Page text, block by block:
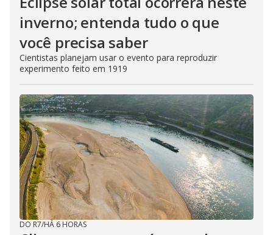
inverno; entenda tudo o que
você precisa saber
Cientistas planejam usar o evento para reproduzir
experimento feito em 1919
DO R7/HÁ 6 HORAS